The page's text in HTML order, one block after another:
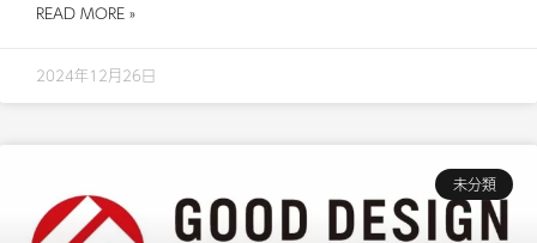
READ MORE »
2024年12月26日
未分類